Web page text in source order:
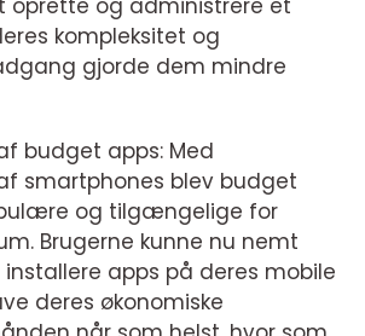
oprette og administrere et
kompleksitet og
gjorde dem mindre
budget apps: Med
smartphones blev budget
og tilgængelige for
Brugerne kunne nu nemt
apps på deres mobile
deres økonomiske